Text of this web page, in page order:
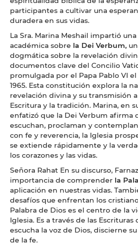
participantes a cultivar una
duradera en sus vidas.
La Sra. Marina Meshail impartió
académica sobre la Dei Verbum,
dogmática sobre la revelación
documentos clave del Concilio
promulgada por el Papa Pablo VI
1965. Esta constitución explora la
revelación divina y su transmisión
Escritura y la tradición. Marina, en
enfatizó que la Dei Verbum afirma
escuchan, proclaman y
con fe y reverencia, la Iglesia
se extiende rápidamente y la
los corazones y las vidas.
Señora Rahat En su discurso,
importancia de comprender la
aplicación en nuestras vidas.
desafíos que enfrentan los
Palabra de Dios es el centro de la
Iglesia. Es a través de las Escrituras
escucha la voz de Dios, discierne
de la fe.